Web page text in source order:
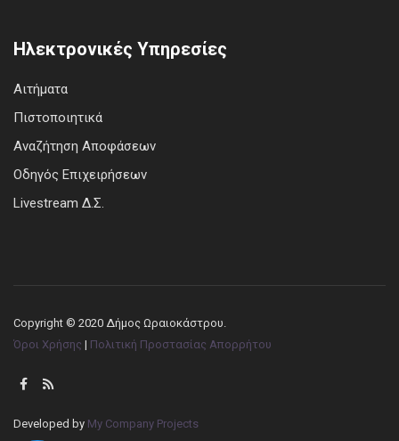
Ηλεκτρονικές Υπηρεσίες
Αιτήματα
Πιστοποιητικά
Αναζήτηση Αποφάσεων
Οδηγός Επιχειρήσεων
Livestream Δ.Σ.
Copyright © 2020 Δήμος Ωραιοκάστρου.
Όροι Χρήσης | Πολιτική Προστασίας Απορρήτου
Developed by My Company Projects